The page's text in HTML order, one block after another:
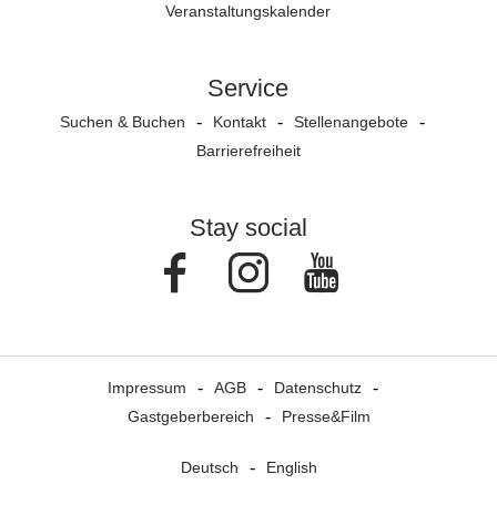
Veranstaltungs­kalender
Service
Suchen & Buchen Kontakt
Stellenangebote
Barrierefreiheit
Stay social
FacebookInstagram
Impressum AGB
Datenschutz
Gastgeberbereich
Presse&Film
Deutsch English